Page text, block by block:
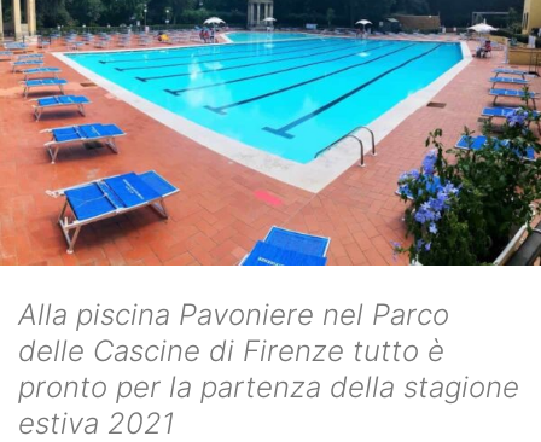
Alla piscina Pavoniere nel Parco
delle Cascine di Firenze tutto è
pronto per la partenza della stagione
estiva 2021